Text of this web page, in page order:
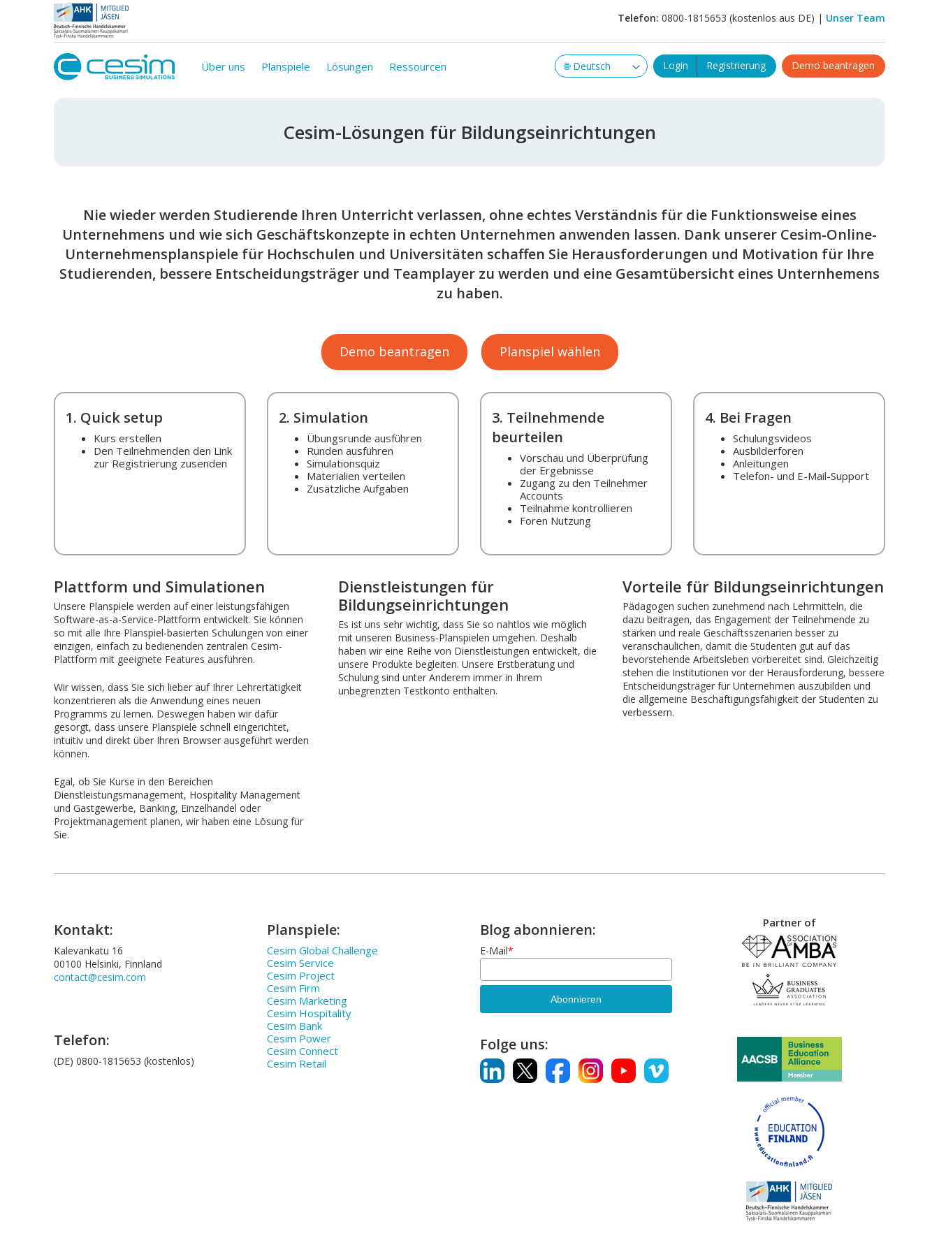
Telefon: 0800-1815653 (kostenlos aus DE) | Unser Team
Über uns Planspiele Lösungen Ressourcen Login Registrierung Demo beantragen
Cesim-Lösungen für Bildungseinrichtungen
Nie wieder werden Studierende Ihren Unterricht verlassen, ohne echtes Verständnis für die Funktionsweise eines
Unternehmens und wie sich Geschäftskonzepte in echten Unternehmen anwenden lassen. Dank unserer Cesim-Online-
Unternehmensplanspiele für Hochschulen und Universitäten schaffen Sie Herausforderungen und Motivation für Ihre
Studierenden, bessere Entscheidungsträger und Teamplayer zu werden und eine Gesamtübersicht eines Unternhemens
zu haben.
Demo beantragen Planspiel wählen
1. Quick setup
Kurs erstellen
Den Teilnehmenden den Link
zur Registrierung zusenden
2. Simulation
Übungsrunde ausführen
Runden ausführen
Simulationsquiz
Materialien verteilen
Zusätzliche Aufgaben
3. Teilnehmende
beurteilen
Vorschau und Überprüfung
der Ergebnisse
Zugang zu den Teilnehmer
Accounts
Teilnahme kontrollieren
Foren Nutzung
4. Bei Fragen
Schulungsvideos
Ausbilderforen
Anleitungen
Telefon- und E-Mail-Support
Plattform und Simulationen
Unsere Planspiele werden auf einer leistungsfähigen
Software-as-a-Service-Plattform entwickelt. Sie können
so mit alle Ihre Planspiel-basierten Schulungen von einer
einzigen, einfach zu bedienenden zentralen Cesim-
Plattform mit geeignete Features ausführen.
Wir wissen, dass Sie sich lieber auf Ihrer Lehrertätigkeit
konzentrieren als die Anwendung eines neuen
Programms zu lernen. Deswegen haben wir dafür
gesorgt, dass unsere Planspiele schnell eingerichtet,
intuitiv und direkt über Ihren Browser ausgeführt werden
können.
Egal, ob Sie Kurse in den Bereichen
Dienstleistungsmanagement, Hospitality Management
und Gastgewerbe, Banking, Einzelhandel oder
Projektmanagement planen, wir haben eine Lösung für
Sie.
Dienstleistungen für
Bildungseinrichtungen
Es ist uns sehr wichtig, dass Sie so nahtlos wie möglich
mit unseren Business-Planspielen umgehen. Deshalb
haben wir eine Reihe von Dienstleistungen entwickelt, die
unsere Produkte begleiten. Unsere Erstberatung und
Schulung sind unter Anderem immer in Ihrem
unbegrenzten Testkonto enthalten.
Vorteile für Bildungseinrichtungen
Pädagogen suchen zunehmend nach Lehrmitteln, die
dazu beitragen, das Engagement der Teilnehmende zu
stärken und reale Geschäftsszenarien besser zu
veranschaulichen, damit die Studenten gut auf das
bevorstehende Arbeitsleben vorbereitet sind. Gleichzeitig
stehen die Institutionen vor der Herausforderung, bessere
Entscheidungsträger für Unternehmen auszubilden und
die allgemeine Beschäftigungsfähigkeit der Studenten zu
verbessern.
Kontakt:
Kalevankatu 16
00100 Helsinki, Finnland
contact@cesim.com
Telefon:
(DE) 0800-1815653 (kostenlos)
Planspiele:
Cesim Global Challenge
Cesim Service
Cesim Project
Cesim Firm
Cesim Marketing
Cesim Hospitality
Cesim Bank
Cesim Power
Cesim Connect
Cesim Retail
Blog abonnieren:
E-Mail*
Folge uns:
Partner of